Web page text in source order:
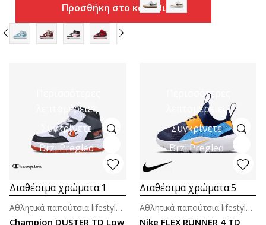
Προσθήκη στο καλάθι
λεπτομέρειες
Συγκρίνετε
Brzi Pregled
Διαθέσιμα χρώματα:1
Champion DUSTER TD Low
Αθλητικά παπούτσια lifestyle για βρέφη
Περισσότερες
λεπτομέρειες
Συγκρίνετε
Brzi Pregled
Διαθέσιμα χρώματα:5
Nike FLEX RUNNER 4 TD
Αθλητικά παπούτσια lifestyle για βρέφη